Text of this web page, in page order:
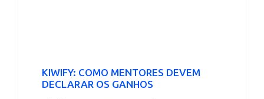
KIWIFY: COMO MENTORES DEVEM
DECLARAR OS GANHOS